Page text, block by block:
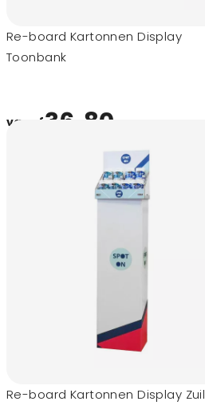
Re-board Kartonnen Display
Toonbank
vanaf36,80
Re-board Kartonnen Display Zuil